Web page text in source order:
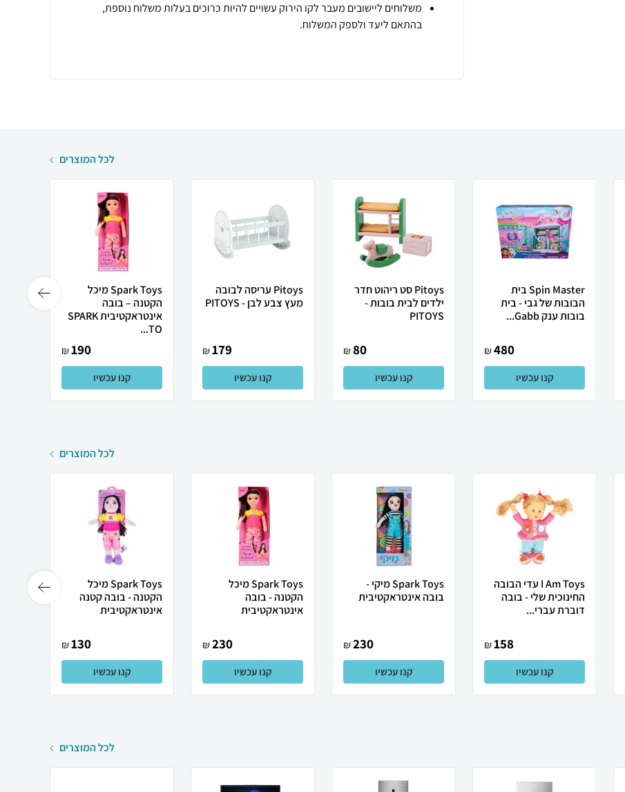
משלוחים ליישובים מעבר לקו הירוק עשויים להיות כרוכים בעלות משלוח נוספת,
בהתאם ליעד ולספק המשלוח.
לכל המוצרים
Spin Master בית
הבובות של גבי - בית
בובות ענק Gabb...
480
₪
קנו עכשיו
Pitoys סט ריהוט חדר
ילדים לבית בובות -
PITOYS
80
₪
קנו עכשיו
Pitoys עריסה לבובה
מעץ צבע לבן - PITOYS
179
₪
קנו עכשיו
Spark Toys מיכל
הקטנה – בובה
אינטראקטיבית SPARK
TO...
190
₪
קנו עכשיו
לכל המוצרים
I Am Toys עדי הבובה
החינוכית שלי - בובה
דוברת עברי...
158
₪
קנו עכשיו
Spark Toys מיקי -
בובה אינטראקטיבית
230
₪
קנו עכשיו
Spark Toys מיכל
הקטנה - בובה
אינטראקטיבית
230
₪
קנו עכשיו
Spark Toys מיכל
הקטנה - בובה קטנה
אינטראקטיבית
130
₪
קנו עכשיו
לכל המוצרים